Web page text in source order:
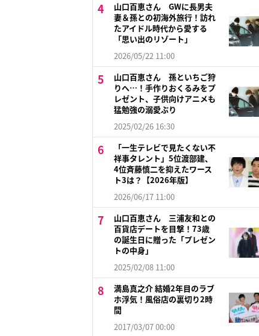
山口百恵さん GWに長男夫
妻＆孫との初海外旅行！訪れ
たアイドル時代から愛する
「思い出のリゾート」
2026/05/22 11:00
山口百恵さん 孫といちご狩
りへ…！手作りおくるみをプ
レゼント、子供向けアニメも
猛勉強の溺愛ぶり
2025/02/26 16:30
「一生テレビで見たくない不
祥事タレント」5位渡部建、
4位斉藤慎二を抑えたワース
ト3は？【2026年版】
2026/06/17 11:00
山口百恵さん 三浦友和との
百貨店デートを目撃！73歳
の誕生日に贈った「プレゼン
トの中身」
2025/02/08 11:00
満島真之介 結婚2年目のラブ
ホ浮気！風俗店の裏切り2時
間
2017/03/07 00:00